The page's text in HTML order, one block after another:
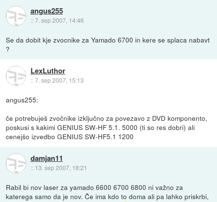
angus255
::7. sep 2007, 14:46
Se da dobit kje zvocnike za Yamado 6700 in kere se splaca nabavt
?
LexLuthor
::7. sep 2007, 15:13
angus255:
če potrebuješ zvočnike izključno za povezavo z DVD komponento,
poskusi s kakimi GENIUS SW-HF 5.1. 5000 (ti so res dobri) ali
cenejšo izvedbo GENIUS SW-HF5.1 1200
damjan11
:: 13. sep 2007, 18:21
Rabil bi nov laser za yamado 6600 6700 6800 ni važno za
katerega samo da je nov. Če ima kdo to doma ali pa lahko priskrbi,